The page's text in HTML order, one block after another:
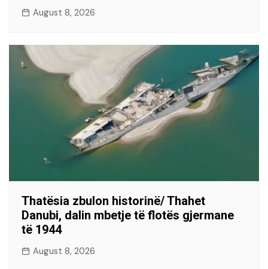
August 8, 2026
Thatësia zbulon historinë/ Thahet
Danubi, dalin mbetje të flotës gjermane
të 1944
August 8, 2026